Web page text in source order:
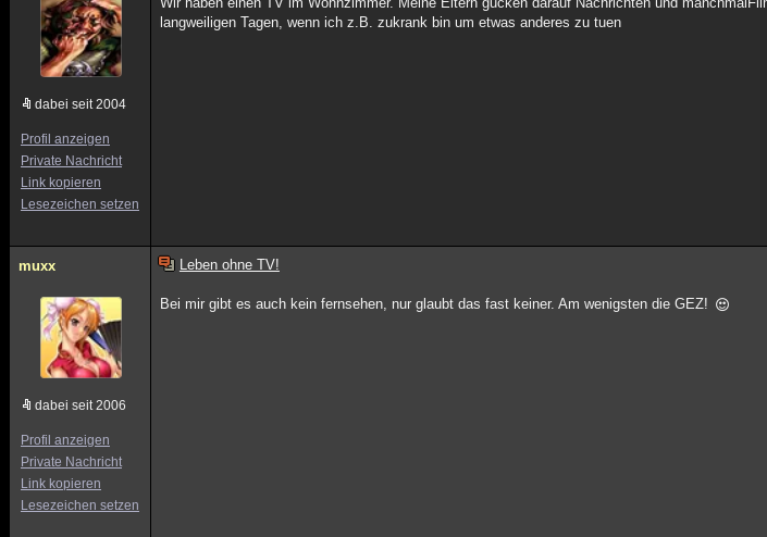
dabei seit 2004
Profil anzeigen
Private Nachricht
Link kopieren
Lesezeichen setzen
langweiligen Tagen, wenn ich z.B. zukrank bin um etwas anderes zu tuen
muxx
dabei seit 2006
Profil anzeigen
Private Nachricht
Link kopieren
Lesezeichen setzen
Leben ohne TV!
Bei mir gibt es auch kein fernsehen, nur glaubt das fast keiner. Am wenigsten die GEZ!